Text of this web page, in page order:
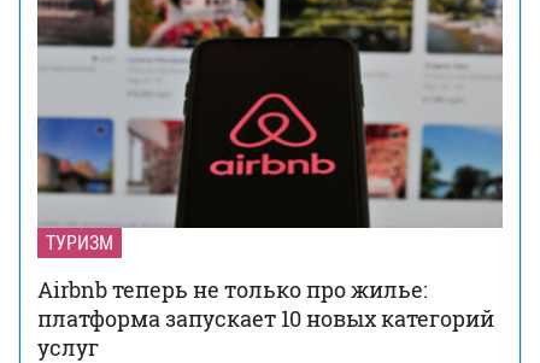
ТУРИЗМ
Airbnb теперь не только про жилье:
платформа запускает 10 новых категорий
услуг